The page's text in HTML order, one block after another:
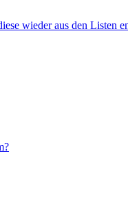
wieder aus den Listen